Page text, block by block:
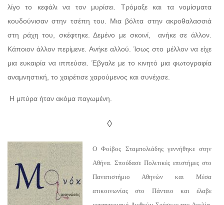
λίγο το κεφάλι να τον μυρίσει. Τρόμαξε και τα νομίσματα
κουδούνισαν στην τσέπη του. Μια βόλτα στην ακροθαλασσιά
στη ράχη του, σκέφτηκε. Δεμένο με σκοινί, ανήκε σε άλλον.
Κάποιον άλλον περίμενε. Ανήκε αλλού. Ίσως στο μέλλον να είχε
μια ευκαιρία να ιππεύσει. Έβγαλε με το κινητό μια φωτογραφία
αναμνηστική, το χαιρέτισε χαρούμενος και συνέχισε.
Η μπύρα ήταν ακόμα παγωμένη.
◊
Ο Φοίβος Σταμπολιάδης γεννήθηκε στην
Αθήνα. Σπούδασε Πολιτικές επιστήμες στο
Πανεπιστήμιο Αθηνών και Μέσα
επικοινωνίας στο Πάντειο και έλαβε